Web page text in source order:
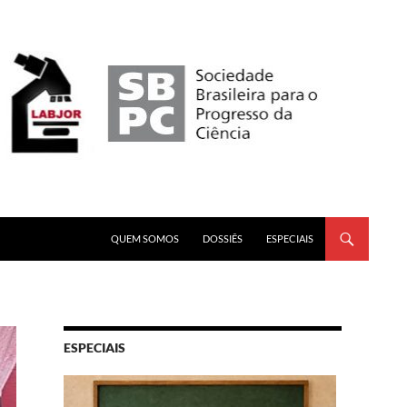
QUEM SOMOS
DOSSIÊS ESPECIAIS
ESPECIAIS